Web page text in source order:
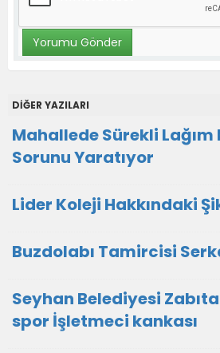
DİĞER YAZILARI
Mahallede Sürekli Lağım
Sorunu Yaratıyor
Lider Koleji Hakkındaki
Buzdolabı Tamircisi
Seyhan Belediyesi
spor İşletmeci kankası